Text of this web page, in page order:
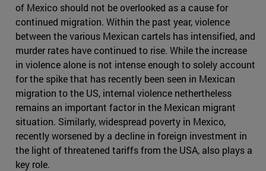
of Mexico should not be overlooked as a cause for
continued migration. Within the past year, violence
between the various Mexican cartels has intensified, and
murder rates have continued to rise. While the increase
in violence alone is not intense enough to solely account
for the spike that has recently been seen in Mexican
migration to the US, internal violence nethertheless
remains an important factor in the Mexican migrant
situation. Similarly, widespread poverty in Mexico,
recently worsened by a decline in foreign investment in
the light of threatened tariffs from the USA, also plays a
key role.